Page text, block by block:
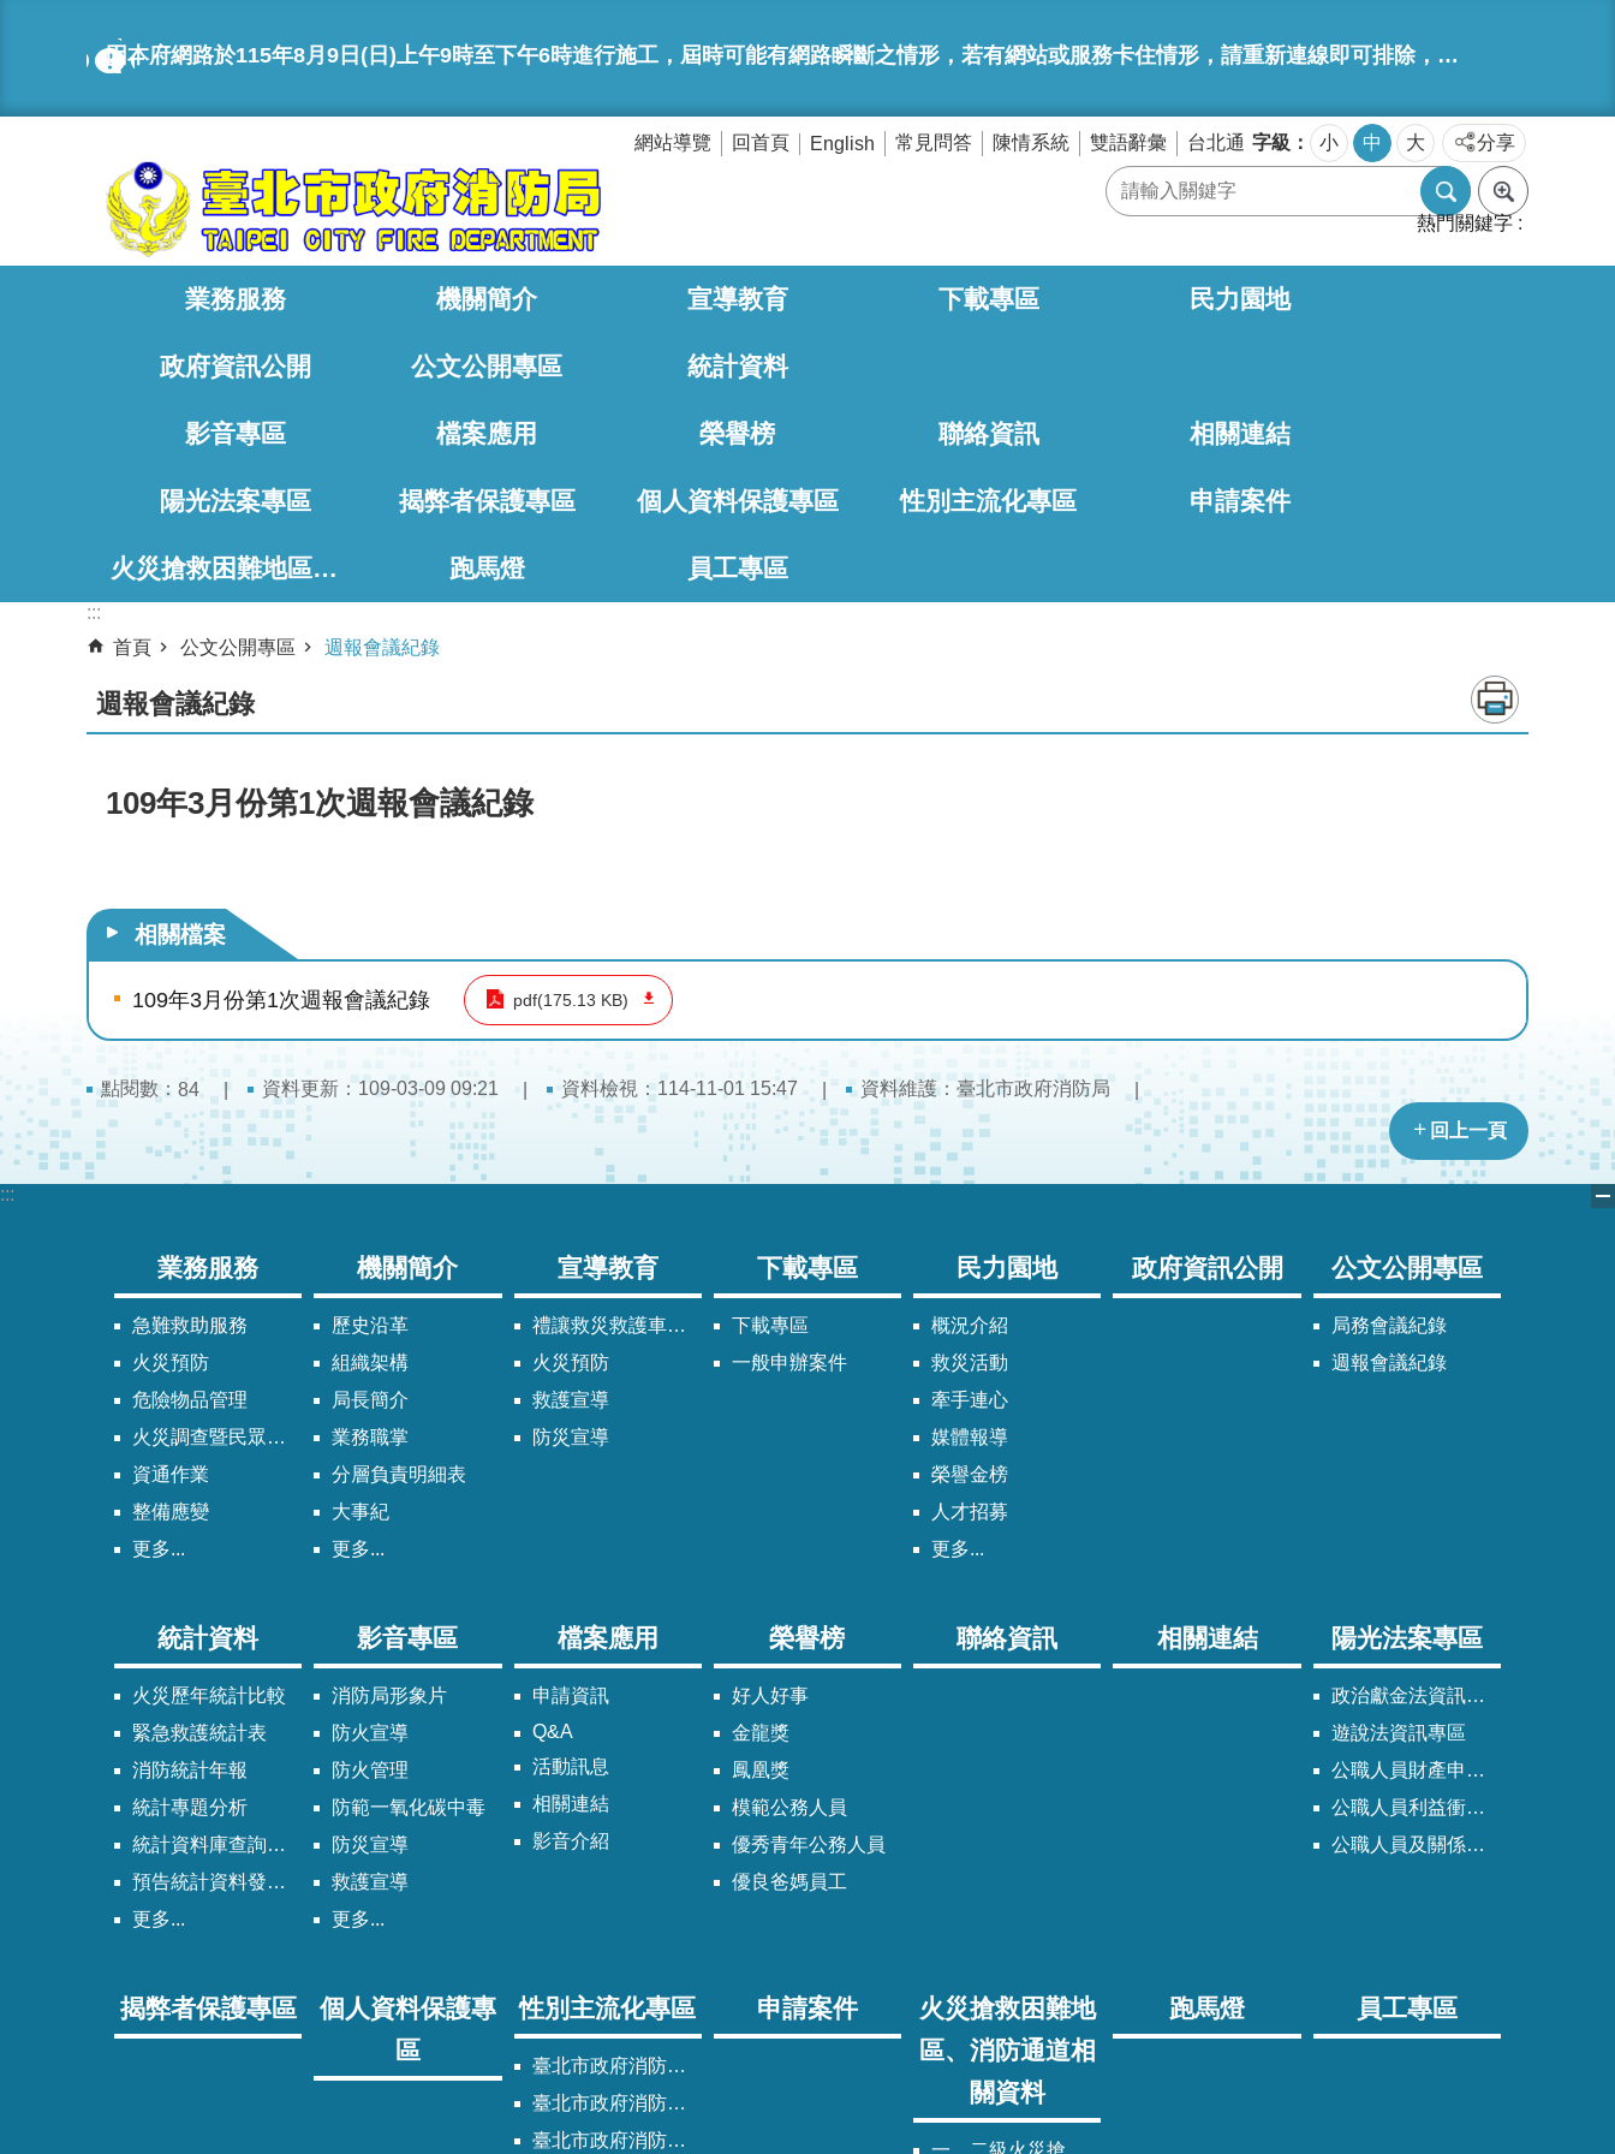
因本府網路於115年8月9日(日)上午9時至下午6時進行施工，屆時可能有網路瞬斷之情形，若有網站或服務卡住情形，請重新連線即可排除，造成不便，敬請見諒。
網站導覽 回首頁 English 常見問答 陳情系統 雙語辭彙 台北通 字級 小 中 大 分享
熱門關鍵字
業務服務 機關簡介 宣導教育 下載專區 民力園地
政府資訊公開 公文公開專區 統計資料
影音專區 檔案應用 榮譽榜 聯絡資訊 相關連結
陽光法案專區 揭弊者保護專區 個人資料保護專區 性別主流化專區 申請案件
火災搶救困難地區、消防通道相關資料 跑馬燈 員工專區
:::
首頁
公文公開專區 週報會議紀錄
週報會議紀錄
109年3月份第1次週報會議紀錄
相關檔案
109年3月份第1次週報會議紀錄 pdf(175.13 KB)
點閱數： 84 資料更新：109-03-09 09:21 資料檢視：114-11-01 15:47 資料維護：臺北市政府消防局
回上一頁
:::
業務服務
急難救助服務
火災預防
危險物品管理
火災調查暨民眾申請服務
資通作業
整備應變
更多...
機關簡介
歷史沿革
組織架構
局長簡介
業務職掌
分層負責明細表
大事紀
更多...
宣導教育
禮讓救災救護車輛須知
火災預防
救護宣導
防災宣導
下載專區
下載專區
一般申辦案件
民力園地
概況介紹
救災活動
牽手連心
媒體報導
榮譽金榜
人才招募
更多...
政府資訊公開 公文公開專區
局務會議紀錄
週報會議紀錄
統計資料
火災歷年統計比較
緊急救護統計表
消防統計年報
統計專題分析
統計資料庫查詢系統
預告統計資料發布時間表
更多...
影音專區
消防局形象片
防火宣導
防火管理
防範一氧化碳中毒
防災宣導
救護宣導
更多...
檔案應用
申請資訊
Q&A
活動訊息
相關連結
影音介紹
榮譽榜
好人好事
金龍獎
鳳凰獎
模範公務人員
優秀青年公務人員
優良爸媽員工
聯絡資訊 相關連結 陽光法案專區
政治獻金法資訊專區
遊說法資訊專區
公職人員財產申報法資訊專區
公職人員利益衝突迴避法資訊專區
公職人員及關係人身分關係公開專區
揭弊者保護專區
個人資料保護專
區
性別主流化專區
臺北市政府消防局性別主流化實施計畫
臺北市政府消防局性別平等專案小組委員名單
臺北市政府消防局歷次性別平等專案小組會議紀錄
申請案件
火災搶救困難地
區、消防通道相
關資料
跑馬燈 員工專區